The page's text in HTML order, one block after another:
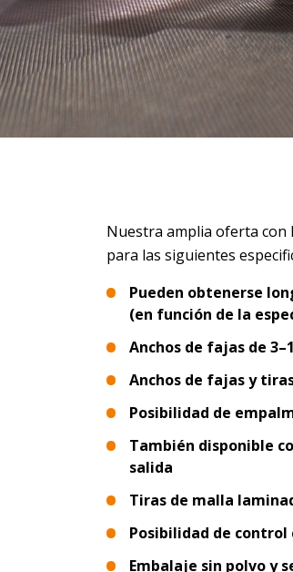
Nuestra amplia oferta con
para las siguientes
Pueden obtenerse
(en función de la
Anchos de fajas de
Anchos de fajas y
Posibilidad de
También disponible
salida
Tiras de malla
Posibilidad de
Embalaje sin polvo y